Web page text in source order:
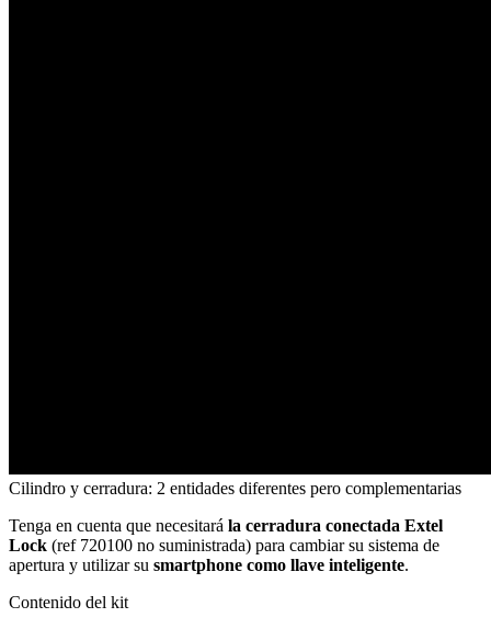
Cilindro y cerradura: 2 entidades diferentes pero complementarias
Tenga en cuenta que necesitará la cerradura conectada Extel
Lock (ref 720100 no suministrada) para cambiar su sistema de
apertura y utilizar su smartphone como llave inteligente.
Contenido del kit